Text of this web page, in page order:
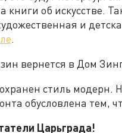
книги об искусстве.
и
.
вернется в Дом
стиль модерн.
обусловлена тем,
Царьграда!